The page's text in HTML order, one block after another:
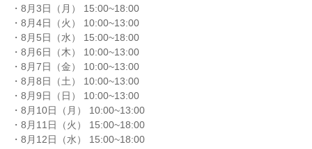
・8月3日（月） 15:00~18:00
・8月4日（火） 10:00~13:00
・8月5日（水） 15:00~18:00
・8月6日（木） 10:00~13:00
・8月7日（金） 10:00~13:00
・8月8日（土） 10:00~13:00
・8月9日（日） 10:00~13:00
・8月10日（月） 10:00~13:00
・8月11日（火） 15:00~18:00
・8月12日（水） 15:00~18:00